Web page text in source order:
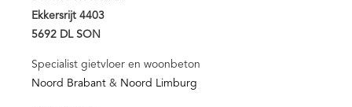
Ekkersrijt 4403
5692 DL SON
Specialist gietvloer en woonbeton
Noord Brabant & Noord Limburg